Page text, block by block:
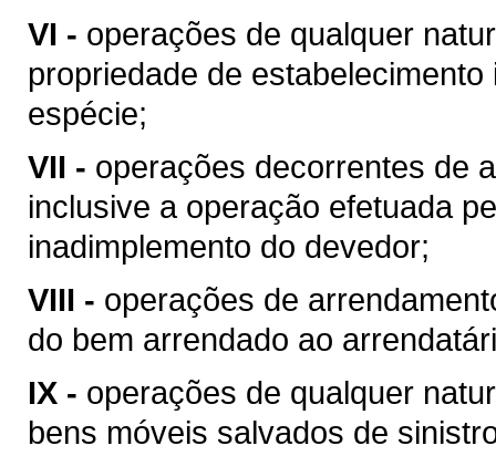
VI - operações de qualquer
propriedade de
espécie;
VII - operações decorrentes de
inclusive a operação efetuada
inadimplemento do devedor;
VIII - operações de
do bem arrendado ao
IX - operações de qualquer
bens móveis salvados de